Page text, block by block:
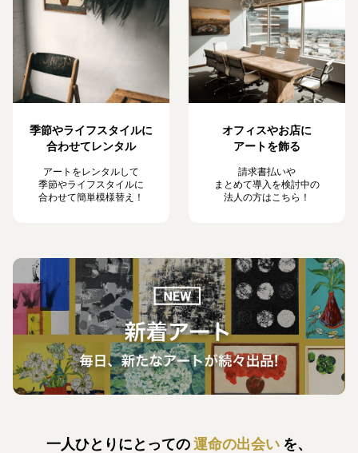
季節やライフスタイルに
合わせてレンタル
アートをレンタルして
季節やライフスタイルに
合わせて簡単模様替え！
オフィスやお店に
アートを飾る
請求書払いや
まとめて導入を検討中の
法人の方はこちら！
一人ひとりにとっての運命の出会い を、